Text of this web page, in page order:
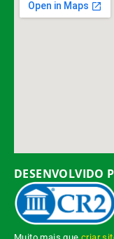
DESENVOLVIDO